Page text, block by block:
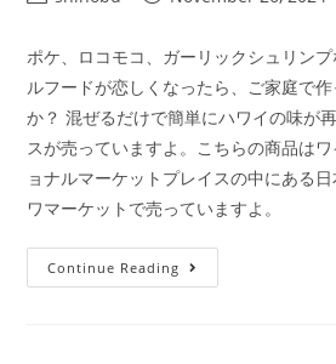
ポケ、ロコモコ、ガーリックシュリン
ルフードが恋しくなったら、ご家庭で
か？ 混ぜるだけで簡単にハワイの味が
スが売っていますよ。こちらの商品は
ョナルマーケットプレイスの中にある
ワマーケットで売っていますよ。
Continue Reading